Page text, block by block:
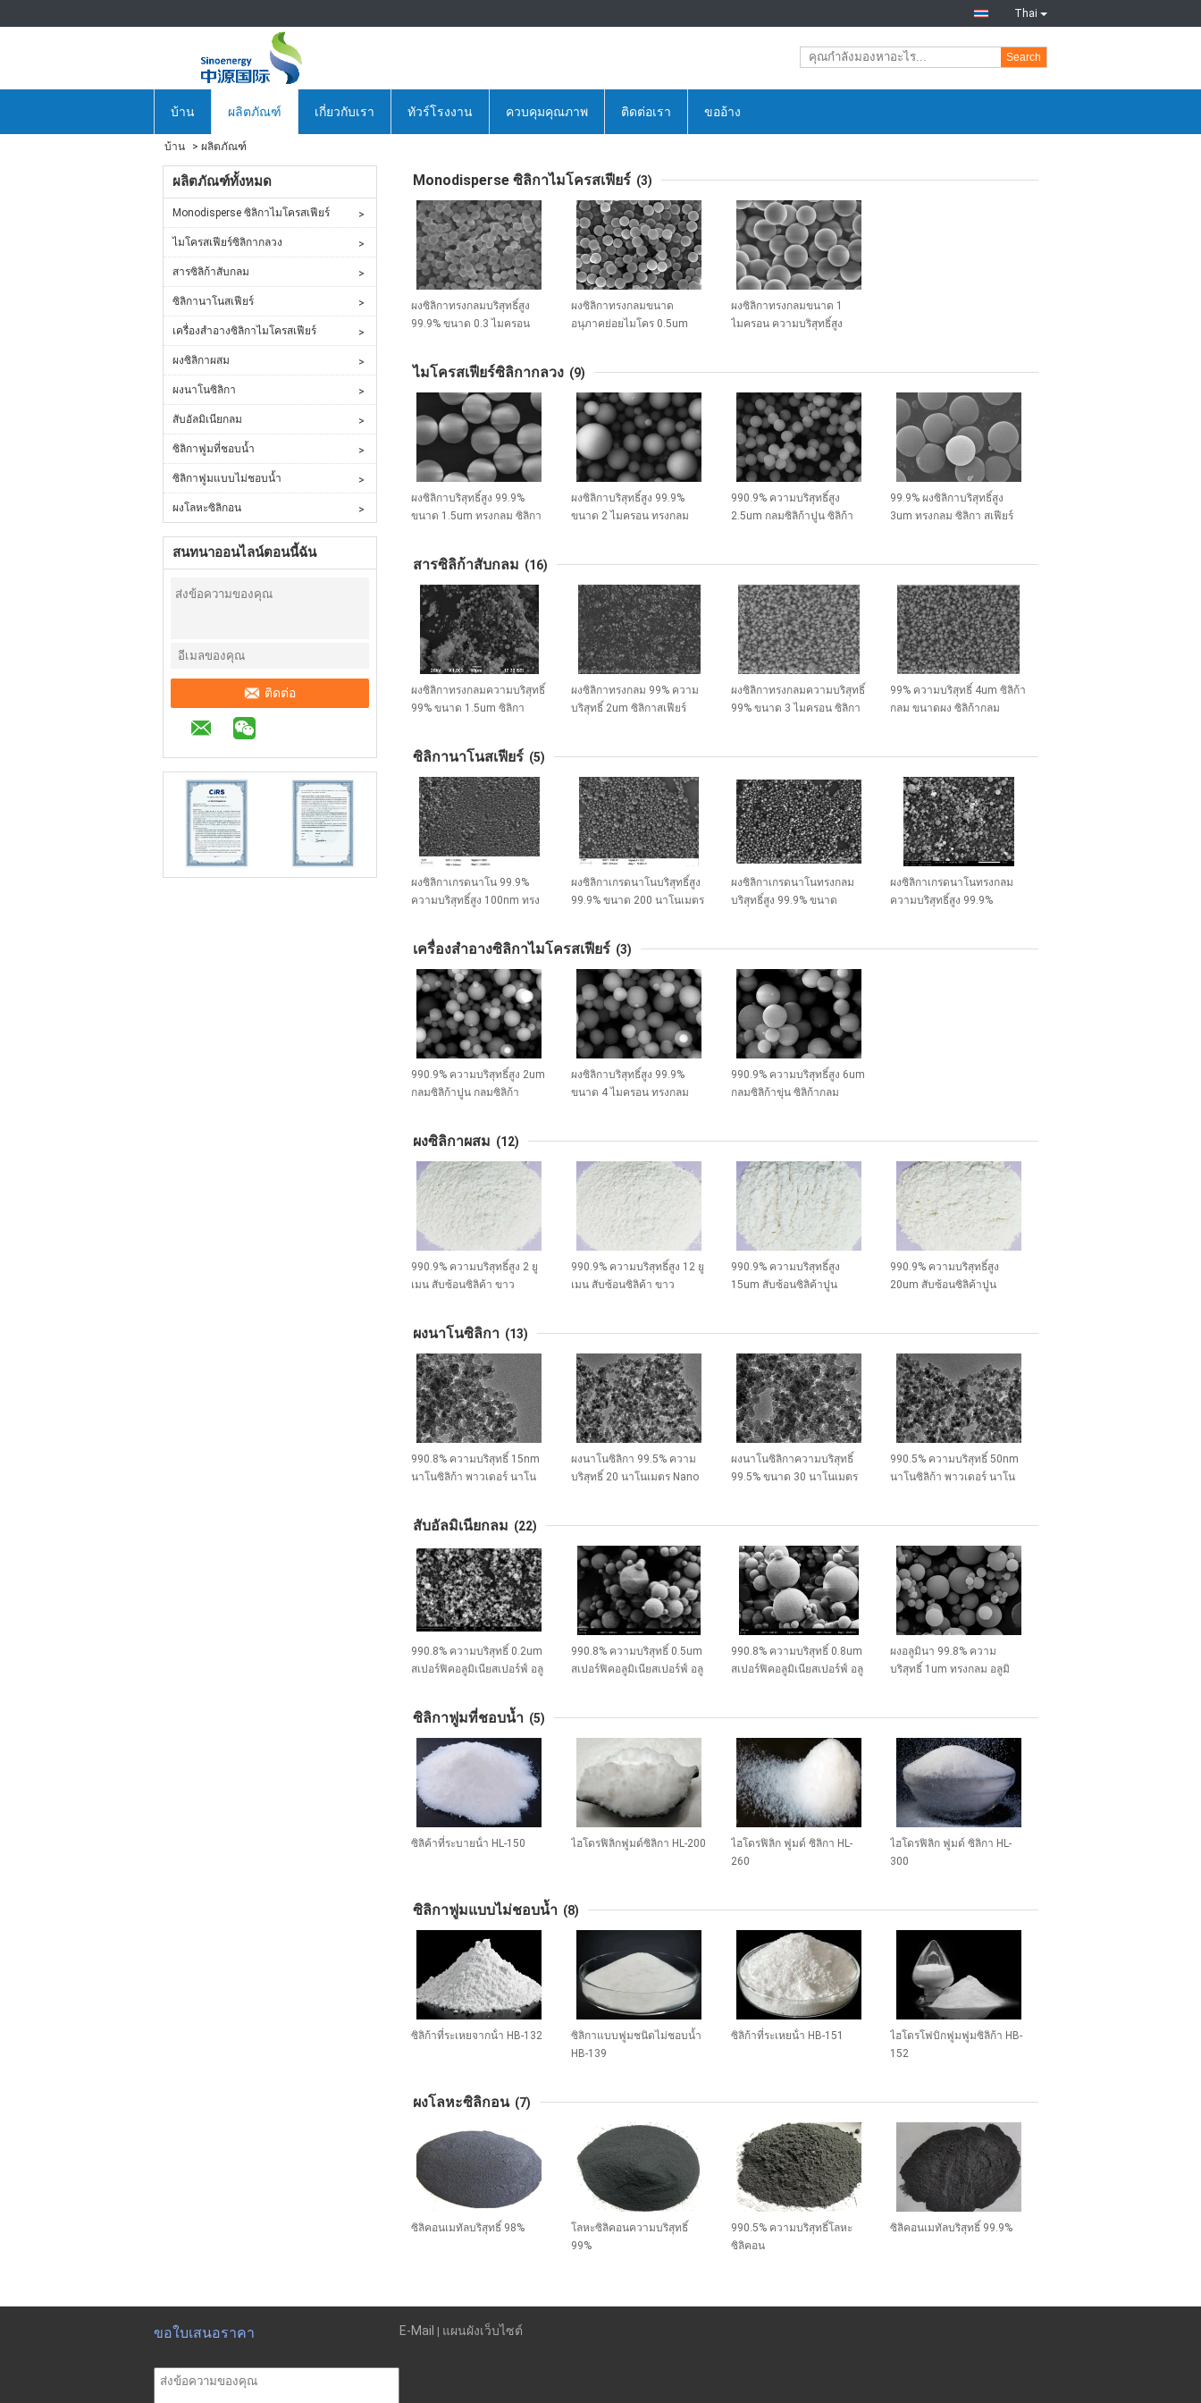
Thai
Search
บ้าน ผลิตภัณฑ์ เกี่ยวกับเรา ทัวร์โรงงาน ควบคุมคุณภาพ ติดต่อเรา ขออ้าง
บ้าน ผลิตภัณฑ์
ผลิตภัณฑ์ทั้งหมด
Monodisperse ซิลิกาไมโครสเฟียร์
ไมโครสเฟียร์ซิลิกากลวง
สารซิลิก้าสับกลม
ซิลิกานาโนสเฟียร์
เครื่องสำอางซิลิกาไมโครสเฟียร์
ผงซิลิกาผสม
ผงนาโนซิลิกา
สับอัลมิเนียกลม
ซิลิกาฟูมที่ชอบน้ำ
ซิลิกาฟูมแบบไม่ชอบน้ำ
ผงโลหะซิลิกอน
สนทนาออนไลน์ตอนนี้ฉัน
ติดต่อ
Monodisperse ซิลิกาไมโครสเฟียร์ (3)
ผงซิลิกาทรงกลมบริสุทธิ์สูง
99.9% ขนาด 0.3 ไมครอน
ผงซิลิกาทรงกลมขนาด
อนุภาคย่อยไมโคร 0.5um
H
ผงซิลิกาทรงกลมขนาด 1
ไมครอน ความบริสุทธิ์สูง
ไมโครสเฟียร์ซิลิกากลวง (9)
ผงซิลิกาบริสุทธิ์สูง 99.9%
ขนาด 1.5um ทรงกลม ซิลิกา
ผงซิลิกาบริสุทธิ์สูง 99.9%
ขนาด 2 ไมครอน ทรงกลม
990.9% ความบริสุทธิ์สูง
2.5um กลมซิลิก้าปูน ซิลิก้า
99.9% ผงซิลิกาบริสุทธิ์สูง
3um ทรงกลม ซิลิกา สเฟียร์
สารซิลิก้าสับกลม (16)
ผงซิลิกาทรงกลมความบริสุทธิ์
99% ขนาด 1.5um ซิลิกา
ผงซิลิกาทรงกลม 99% ความ
บริสุทธิ์ 2um ซิลิกาสเฟียร์
ผงซิลิกาทรงกลมความบริสุทธิ์
99% ขนาด 3 ไมครอน ซิลิกา
99% ความบริสุทธิ์ 4um ซิลิก้า
กลม ขนาดผง ซิลิก้ากลม
ซิลิกานาโนสเฟียร์ (5)
ผงซิลิกาเกรดนาโน 99.9%
ความบริสุทธิ์สูง 100nm ทรง
สเฟียร์ ซีรีส์ NSS-D
ผงซิลิกาเกรดนาโนบริสุทธิ์สูง
99.9% ขนาด 200 นาโนเมตร
ผงซิลิกาเกรดนาโนทรงกลม
บริสุทธิ์สูง 99.9% ขนาด
ผงซิลิกาเกรดนาโนทรงกลม
ความบริสุทธิ์สูง 99.9%
เครื่องสำอางซิลิกาไมโครสเฟียร์ (3)
990.9% ความบริสุทธิ์สูง 2um
กลมซิลิก้าปูน กลมซิลิก้า
ผงซิลิกาบริสุทธิ์สูง 99.9%
ขนาด 4 ไมครอน ทรงกลม
990.9% ความบริสุทธิ์สูง 6um
กลมซิลิก้าขุ่น ซิลิก้ากลม
ผงซิลิกาผสม (12)
990.9% ความบริสุทธิ์สูง 2 ยู
เมน สับซ้อนซิลิค้า ขาว
990.9% ความบริสุทธิ์สูง 12 ยู
เมน สับซ้อนซิลิค้า ขาว
990.9% ความบริสุทธิ์สูง
15um สับซ้อนซิลิค้าปูน
990.9% ความบริสุทธิ์สูง
20um สับซ้อนซิลิค้าปูน
ผงนาโนซิลิกา (13)
990.8% ความบริสุทธิ์ 15nm
นาโนซิลิก้า พาวเดอร์ นาโน
ผงนาโนซิลิกา 99.5% ความ
บริสุทธิ์ 20 นาโนเมตร Nano
ผงนาโนซิลิกาความบริสุทธิ์
99.5% ขนาด 30 นาโนเมตร
990.5% ความบริสุทธิ์ 50nm
นาโนซิลิก้า พาวเดอร์ นาโน
สับอัลมิเนียกลม (22)
990.8% ความบริสุทธิ์ 0.2um
สเปอร์ฟิคอลูมิเนียสเปอร์ฟ์ อลู
990.8% ความบริสุทธิ์ 0.5um
สเปอร์ฟิคอลูมิเนียสเปอร์ฟ์ อลู
990.8% ความบริสุทธิ์ 0.8um
สเปอร์ฟิคอลูมิเนียสเปอร์ฟ์ อลู
ผงอลูมินา 99.8% ความ
บริสุทธิ์ 1um ทรงกลม อลูมิ
ซิลิกาฟูมที่ชอบน้ำ (5)
ซิลิค้าที่ระบายน้ํา HL-150 ไฮโดรฟิลิกฟูมด์ซิลิกา HL-200
ไฮโดรฟิลิก ฟูมด์ ซิลิกา HL-
260
ไฮโดรฟิลิก ฟูมด์ ซิลิกา HL-
300
ซิลิกาฟูมแบบไม่ชอบน้ำ (8)
ซิลิก้าที่ระเหยจากน้ํา HB-132
ซิลิกาแบบฟูมชนิดไม่ชอบน้ำ
HB-139
ซิลิก้าที่ระเหยน้ํา HB-151
ไฮโดรโฟบิกฟูมฟูมซิลิก้า HB-
152
ผงโลหะซิลิกอน (7)
ซิลิคอนเมทัลบริสุทธิ์ 98%
โลหะซิลิคอนความบริสุทธิ์
99%
990.5% ความบริสุทธิ์โลหะ
ซิลิคอน
ซิลิคอนเมทัลบริสุทธิ์ 99.9%
ขอใบเสนอราคา E-Mail แผนผังเว็บไซต์